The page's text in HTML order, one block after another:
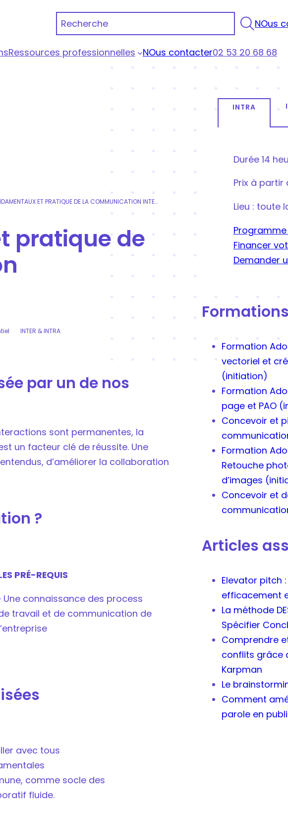
Recherche NOus
Ressources professionnelles NOus contacter02 53 20 68 68
FONDAMENTAUX ET PRATIQUE DE LA COMMUNICATION INTERPERSONNELLE
pratique de
INTER & INTRA
par un de nos
sont permanentes, la
un facteur clé de réussite. Une
d’améliorer la collaboration
?
PRÉ-REQUIS
Une connaissance des process
travail et de communication de
avec tous
comme socle des
fluide.
INTRA
Durée14
Prix à partir
Lieu : toute
Programme
Financer
Demander
Formation
vectoriel et
(initiation)
Formation
page et PAO
Concevoir et
Formation
Retouche
d’images
Concevoir et
Articles
Elevator pitch
efficacement
La méthode
Spécifier
Comprendre
conflits grâce
Karpman
Le
Comment
parole en